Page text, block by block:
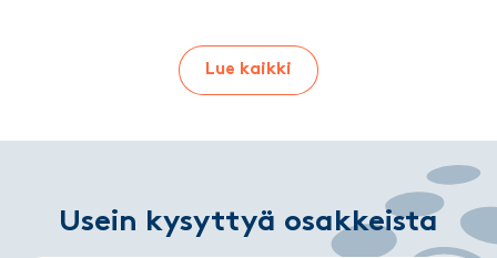
Lue kaikki
Usein kysyttyä osakkeista